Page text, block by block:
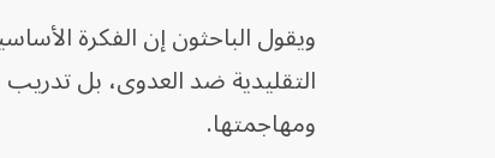
ويقول الباحثون إن الفكرة
التقليدية ضد العدوى، بل
ومهاجمتها.